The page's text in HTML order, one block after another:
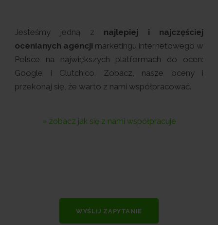
Jesteśmy jedną z najlepiej i najczęściej
ocenianych agencji marketingu internetowego w
Polsce na największych platformach do ocen:
Google i Clutch.co. Zobacz, nasze oceny i
przekonaj się, że warto z nami współpracować.
» zobacz jak się z nami współpracuje
WYŚLIJ ZAPYTANIE